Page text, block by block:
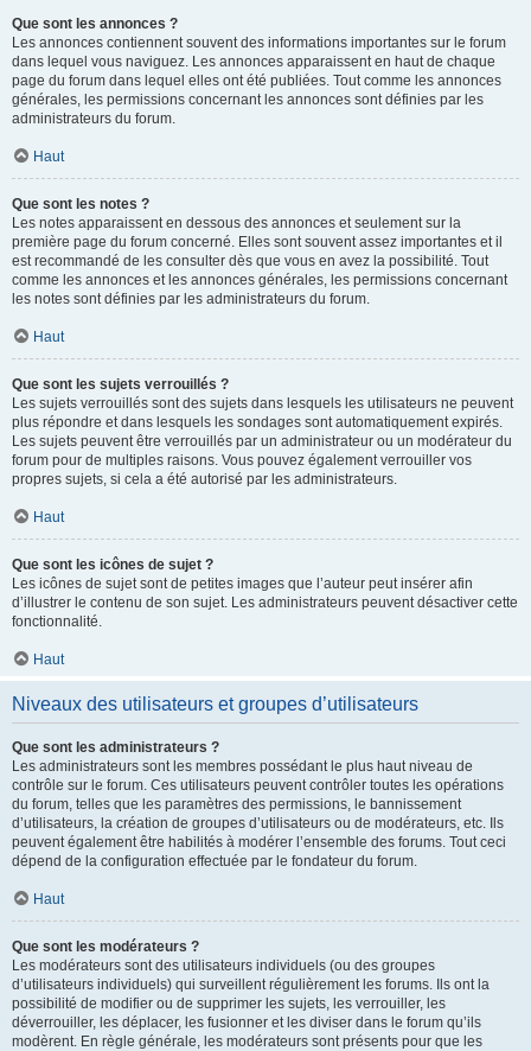
Que sont les annonces ?
Les annonces contiennent souvent des informations importantes sur le forum
dans lequel vous naviguez. Les annonces apparaissent en haut de chaque
page du forum dans lequel elles ont été publiées. Tout comme les annonces
générales, les permissions concernant les annonces sont définies par les
administrateurs du forum.
Haut
Que sont les notes ?
Les notes apparaissent en dessous des annonces et seulement sur la
première page du forum concerné. Elles sont souvent assez importantes et il
est recommandé de les consulter dès que vous en avez la possibilité. Tout
comme les annonces et les annonces générales, les permissions concernant
les notes sont définies par les administrateurs du forum.
Haut
Que sont les sujets verrouillés ?
Les sujets verrouillés sont des sujets dans lesquels les utilisateurs ne peuvent
plus répondre et dans lesquels les sondages sont automatiquement expirés.
Les sujets peuvent être verrouillés par un administrateur ou un modérateur du
forum pour de multiples raisons. Vous pouvez également verrouiller vos
propres sujets, si cela a été autorisé par les administrateurs.
Haut
Que sont les icônes de sujet ?
Les icônes de sujet sont de petites images que l’auteur peut insérer afin
d’illustrer le contenu de son sujet. Les administrateurs peuvent désactiver cette
fonctionnalité.
Haut
Niveaux des utilisateurs et groupes d’utilisateurs
Que sont les administrateurs ?
Les administrateurs sont les membres possédant le plus haut niveau de
contrôle sur le forum. Ces utilisateurs peuvent contrôler toutes les opérations
du forum, telles que les paramètres des permissions, le bannissement
d’utilisateurs, la création de groupes d’utilisateurs ou de modérateurs, etc. Ils
peuvent également être habilités à modérer l’ensemble des forums. Tout ceci
dépend de la configuration effectuée par le fondateur du forum.
Haut
Que sont les modérateurs ?
Les modérateurs sont des utilisateurs individuels (ou des groupes
d’utilisateurs individuels) qui surveillent régulièrement les forums. Ils ont la
possibilité de modifier ou de supprimer les sujets, les verrouiller, les
déverrouiller, les déplacer, les fusionner et les diviser dans le forum qu’ils
modèrent. En règle générale, les modérateurs sont présents pour que les